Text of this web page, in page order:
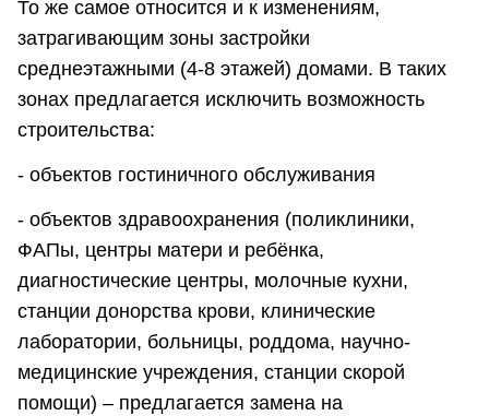
То же самое относится и к изменениям,
затрагивающим зоны застройки
среднеэтажными (4-8 этажей) домами. В таких
зонах предлагается исключить возможность
строительства:
- объектов гостиничного обслуживания
- объектов здравоохранения (поликлиники,
ФАПы, центры матери и ребёнка,
диагностические центры, молочные кухни,
станции донорства крови, клинические
лаборатории, больницы, роддома, научно-
медицинские учреждения, станции скорой
помощи) – предлагается замена на